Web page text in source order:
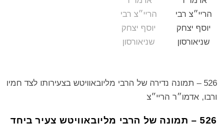
526 – תמונה נדירה של הרבי מליובאוויטש בצעירותו לצד חמיו
ורבו, אדמו״ר הריי״צ
526 – תמונה של הרבי מליובאוויטש צעיר ביחד